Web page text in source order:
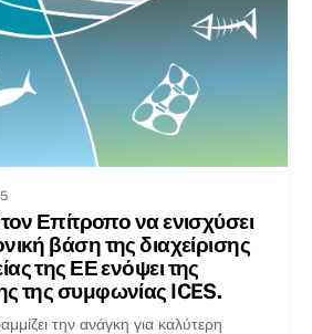
Επίτροπο να ενισχύσει
βάση της διαχείρισης
της ΕΕ ενόψει της
της συμφωνίας ICES.
την ανάγκη για καλύτερη